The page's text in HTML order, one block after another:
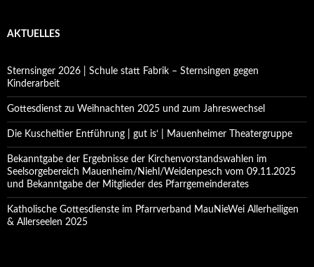
AKTUELLES
Sternsinger 2026 | Schule statt Fabrik – Sternsingen gegen
Kinderarbeit
Gottesdienst zu Weihnachten 2025 und zum Jahreswechsel
Die Kuscheltier Entführung | gut is‘ | Mauenheimer Theatergruppe
Bekanntgabe der Ergebnisse der Kirchenvorstandswahlen im
Seelsorgebereich Mauenheim/Niehl/Weidenpesch vom 09.11.2025
und Bekanntgabe der Mitglieder des Pfarrgemeinderates
Katholische Gottesdienste im Pfarrverband MauNieWei Allerheiligen
& Allerseelen 2025